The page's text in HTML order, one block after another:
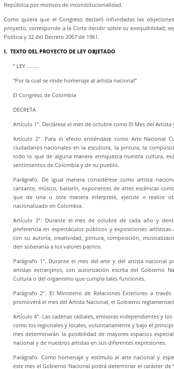
República por motivos de inconstitucionalidad.
Como quiera que el Congreso declaró infundadas las
proyecto, corresponde a la Corte decidir sobre su exequibilidad,
Política y 32 del Decreto 2067 de 1961.
I. TEXTO DEL PROYECTO DE LEY OBJETADO
“ LEY ........
“Por la cual se rinde homenaje al artista nacional”
El Congreso de Colombia
DECRETA
Artículo 1°. Declárese el mes de octubre como El Mes del
Artículo 2°. Para el efecto entiéndase como Arte Nacional
ciudadanos nacionales en la escultura, la pintura, la
todo lo que de alguna manera enriquezca nuestra cultura,
sentimientos de Colombia y de su pueblo.
Parágrafo. De igual manera considérese como artista
cantante, músico, bailarín, exponentes de artes escénicas
que de una u otra manera interprete, ejecute o realice
nacionalizado en Colombia.
Artículo 3°. Durante el mes de octubre de cada año y
preferencia en espectáculos públicos y exposiciones
con su autoría, creatividad, pintura, composición,
den soberanía a los valores patrios.
Parágrafo 1°. Durante el mes del arte y del artista nacional
artistas extranjeros, con autorización escrita del Gobierno
Cultura o del organismo que cumpla tales funciones.
Parágrafo 2°. El Ministerio de Relaciones Exteriores a
promoverá el mes del Artista Nacional, el Gobierno
Artículo 4°. Las cadenas radiales, emisoras independientes y
como los regionales y locales, voluntariamente y bajo el
mes determinarán la posibilidad de mayores espacios
nacional y de nuestros artistas en sus diferentes expresiones.
Parágrafo. Como homenaje y estímulo al arte nacional y
este mes el Gobierno Nacional podrá determinar el carácter